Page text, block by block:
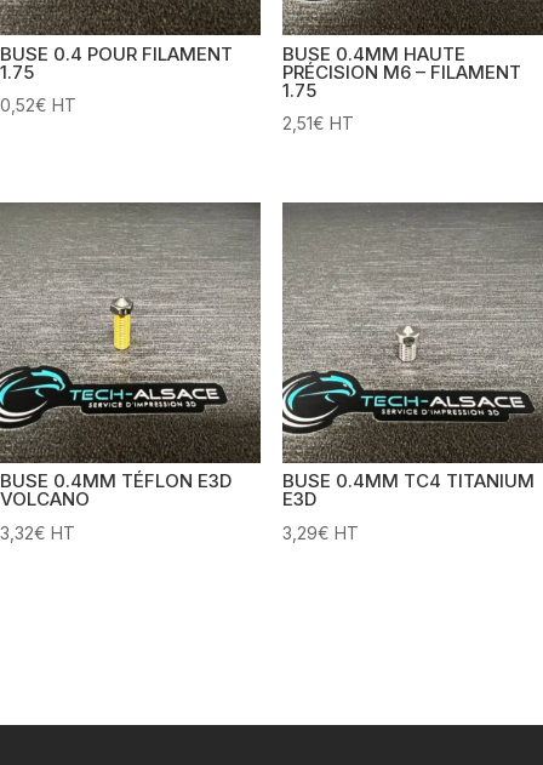
BUSE 0.4 POUR FILAMENT
1.75
0,52€ HT
BUSE 0.4MM HAUTE
PRÉCISION M6 – FILAMENT
1.75
2,51€ HT
BUSE 0.4MM TÉFLON E3D
VOLCANO
3,32€ HT
BUSE 0.4MM TC4 TITANIUM
E3D
3,29€ HT